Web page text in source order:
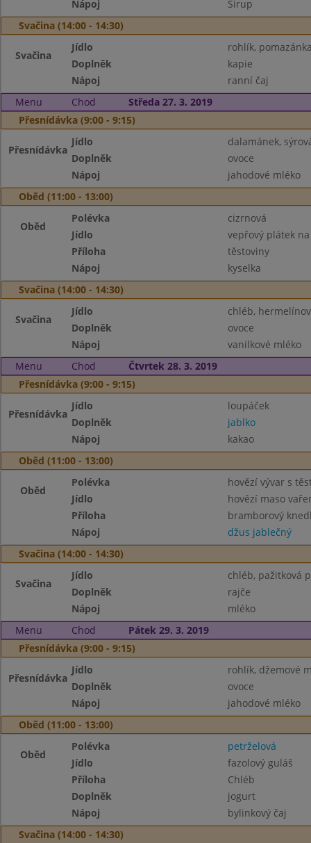
Nápoj
Sirup
Svačina (14:00 - 14:30)
Svačina
Jídlo
rohlík,
Doplněk
kapie
Nápoj
ranní čaj
Menu
Chod
Středa 27. 3. 2019
Přesnídávka (9:00 - 9:15)
Přesnídávka
Jídlo
dalamánek,
Doplněk
ovoce
Nápoj
jahodové mléko
Oběd (11:00 - 13:00)
Oběd
Polévka
cizrnová
Jídlo
vepřový plátek
Příloha
těstoviny
Nápoj
kyselka
Svačina (14:00 - 14:30)
Svačina
Jídlo
chléb,
Doplněk
ovoce
Nápoj
vanilkové mléko
Menu
Chod
Čtvrtek 28. 3. 2019
Přesnídávka (9:00 - 9:15)
Přesnídávka
Jídlo
loupáček
Doplněk
jablko
Nápoj
kakao
Oběd (11:00 - 13:00)
Oběd
Polévka
hovězí vývar s
Jídlo
hovězí maso
Příloha
bramborový
Nápoj
džus jablečný
Svačina (14:00 - 14:30)
Svačina
Jídlo
chléb, pažitková
Doplněk
rajče
Nápoj
mléko
Menu
Chod
Pátek 29. 3. 2019
Přesnídávka (9:00 - 9:15)
Přesnídávka
Jídlo
rohlík, džemové
Doplněk
ovoce
Nápoj
jahodové mléko
Oběd (11:00 - 13:00)
Oběd
Polévka
petrželová
Jídlo
fazolový guláš
Příloha
Chléb
Doplněk
jogurt
Nápoj
bylinkový čaj
Svačina (14:00 - 14:30)